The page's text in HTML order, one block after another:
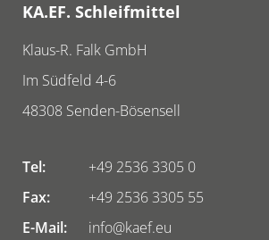
KA.EF. Schleifmittel
Klaus-R. Falk GmbH
Im Südfeld 4-6
48308 Senden-Bösensell
Tel:
+49 2536 3305 0
Fax:
+49 2536 3305 55
E-Mail:
info@kaef.eu